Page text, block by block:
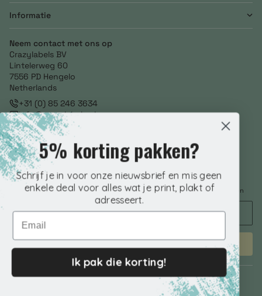
Informatie
Neem contact met ons op
Crazylabels BV
Lintelerweg 60
7556 PD Hengelo
Netherlands
+31 (0) 85 246 3634
info@crazylabels.nl
NL860793278B01
Volg ons
Nieuwsbrief aanmelden
Voer je e-mailadres in om speciale aanbiedingen, exclusieve kortingen en
nog veel meer te ontvangen!
ABONNEREN
5% korting pakken?
Schrijf je in voor onze nieuwsbrief en mis geen
enkele deal voor alles wat je print, plakt of
adresseert.
Ik pak die korting!